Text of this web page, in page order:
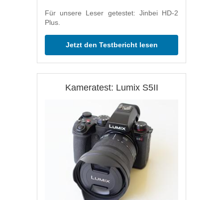
Für unsere Leser getestet: Jinbei HD-2
Plus.
Jetzt den Testbericht lesen
Kameratest: Lumix S5II